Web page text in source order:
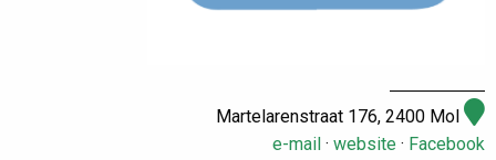
Martelarenstraat 176, 2400 Mol
e-mail · website · Facebook